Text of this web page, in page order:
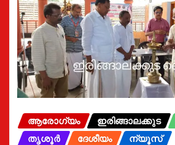
ആരോഗ്യം ഇരിങ്ങാലക്കുട
തൃശൂർ
ദേശീയം ന്യൂസ്